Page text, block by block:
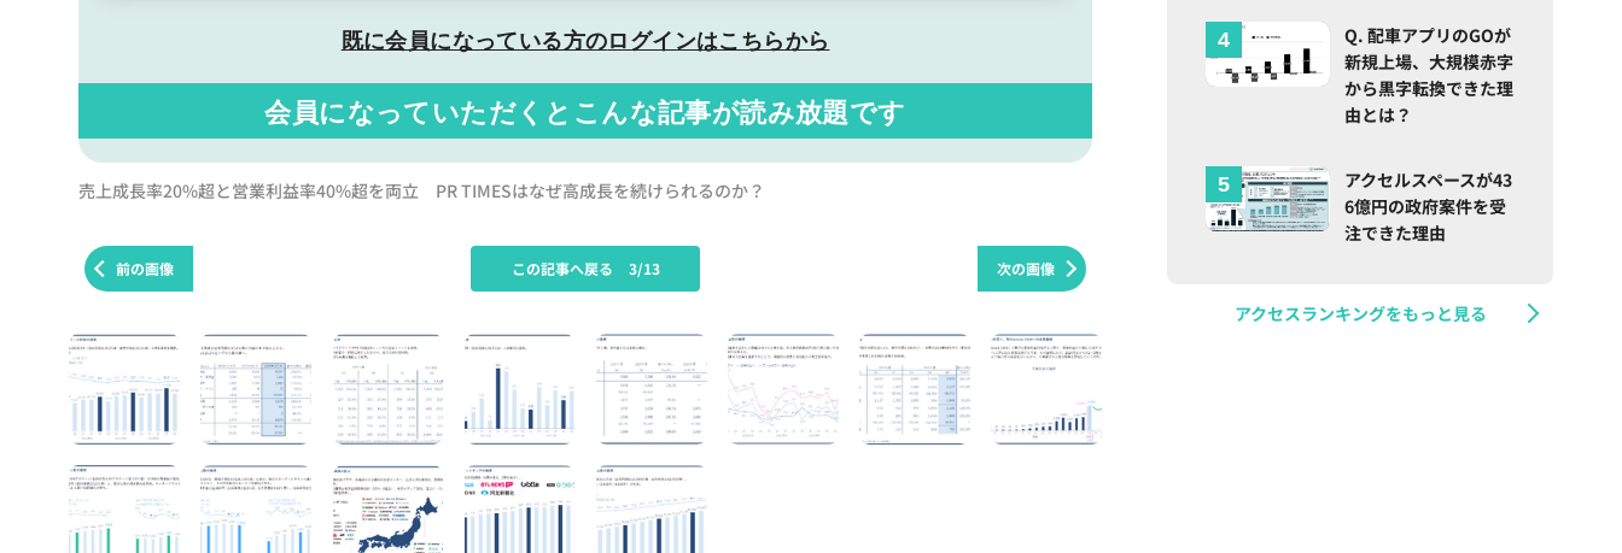
既に会員になっている方のログインはこちらから
会員になっていただくと こんな記事が読み放題です
売上成長率20%超と営業利益率40%超を両立 PR TIMESはなぜ高成長を続けられるのか？
前の画像 次の画像
この記事へ戻る 3/13
Q. 配車アプリのGOが
新規上場、大規模赤字
から黒字転換できた理
由とは？
アクセルスペースが43
6億円の政府案件を受
注できた理由
アクセスランキングをもっと見る